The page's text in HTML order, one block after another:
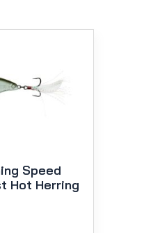
Speed
Hot Herring